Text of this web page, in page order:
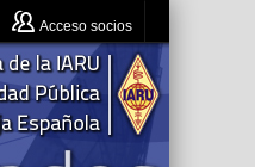
Acceso socios